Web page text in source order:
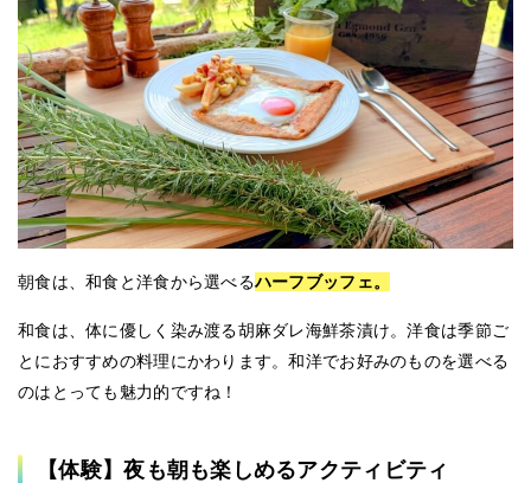
朝食は、和食と洋食から選べるハーフブッフェ。
和食は、体に優しく染み渡る胡麻ダレ海鮮茶漬け。洋食は季節ご
とにおすすめの料理にかわります。和洋でお好みのものを選べる
のはとっても魅力的ですね！
【体験】夜も朝も楽しめるアクティビティ